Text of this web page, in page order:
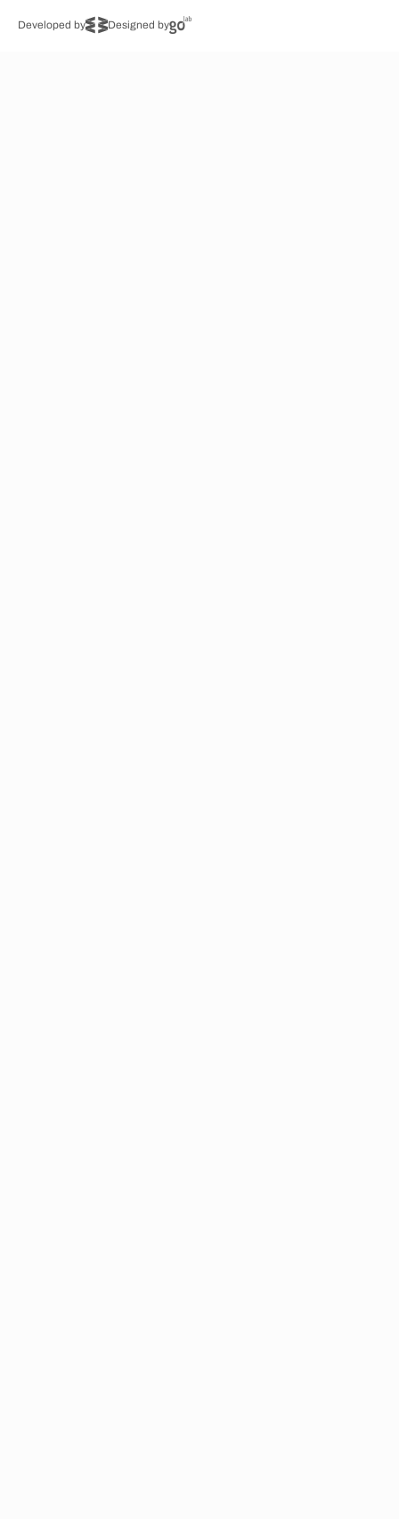
Developed by Designed by